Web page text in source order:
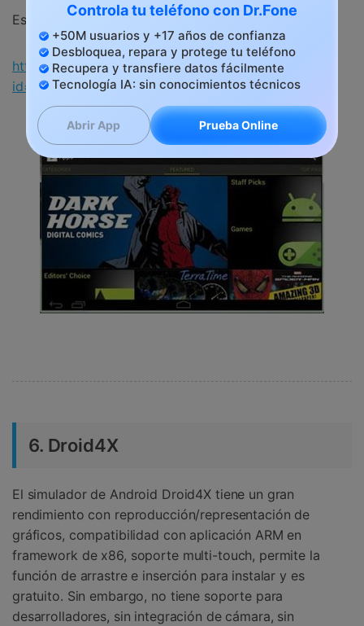
Está disponible para Windows.
https://drive.google.com/folderview?
id=0BxKzTODvot0bYnZ2VFBGejhFRDQ&usp=sharing
6. Droid4X
El simulador de Android Droid4X tiene un gran
rendimiento con reproducción/representación de
gráficos, compatibilidad con aplicación ARM en
framework de x86, soporte multi-touch, permite la
función de arrastre e inserción para instalar y es
gratuito. Sin embargo, no tiene soporte para
desarrolladores, sin integración de cámara, sin
Controla tu teléfono con Dr.Fone
+50M usuarios y +17 años de confianza
Desbloquea, repara y protege tu teléfono
Recupera y transfiere datos fácilmente
Tecnología IA: sin conocimientos técnicos
Abrir App Prueba Online